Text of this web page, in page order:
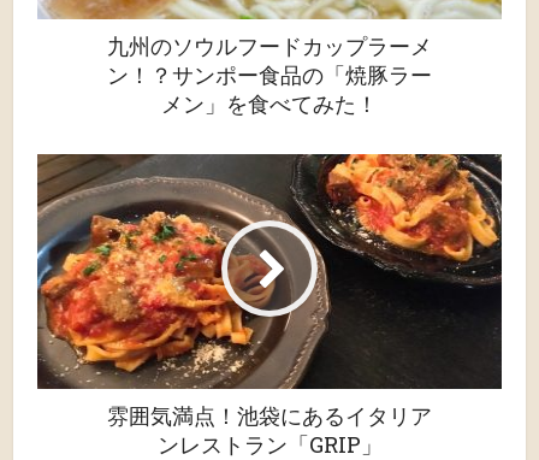
九州のソウルフードカップラーメ
ン！？サンポー食品の「焼豚ラー
メン」を食べてみた！
雰囲気満点！池袋にあるイタリア
ンレストラン「GRIP」